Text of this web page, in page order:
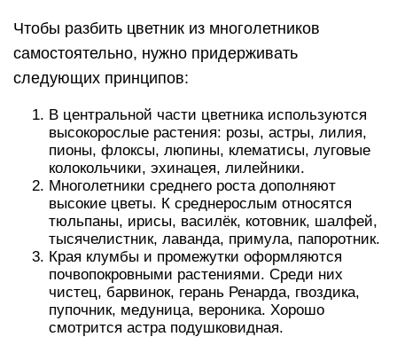
Чтобы разбить цветник из многолетников
самостоятельно, нужно придерживать
следующих принципов:
В центральной части цветника используются
высокорослые растения: розы, астры, лилия,
пионы, флоксы, люпины, клематисы, луговые
колокольчики, эхинацея, лилейники.
Многолетники среднего роста дополняют
высокие цветы. К среднерослым относятся
тюльпаны, ирисы, василёк, котовник, шалфей,
тысячелистник, лаванда, примула, папоротник.
Края клумбы и промежутки оформляются
почвопокровными растениями. Среди них
чистец, барвинок, герань Ренарда, гвоздика,
пупочник, медуница, вероника. Хорошо
смотрится астра подушковидная.